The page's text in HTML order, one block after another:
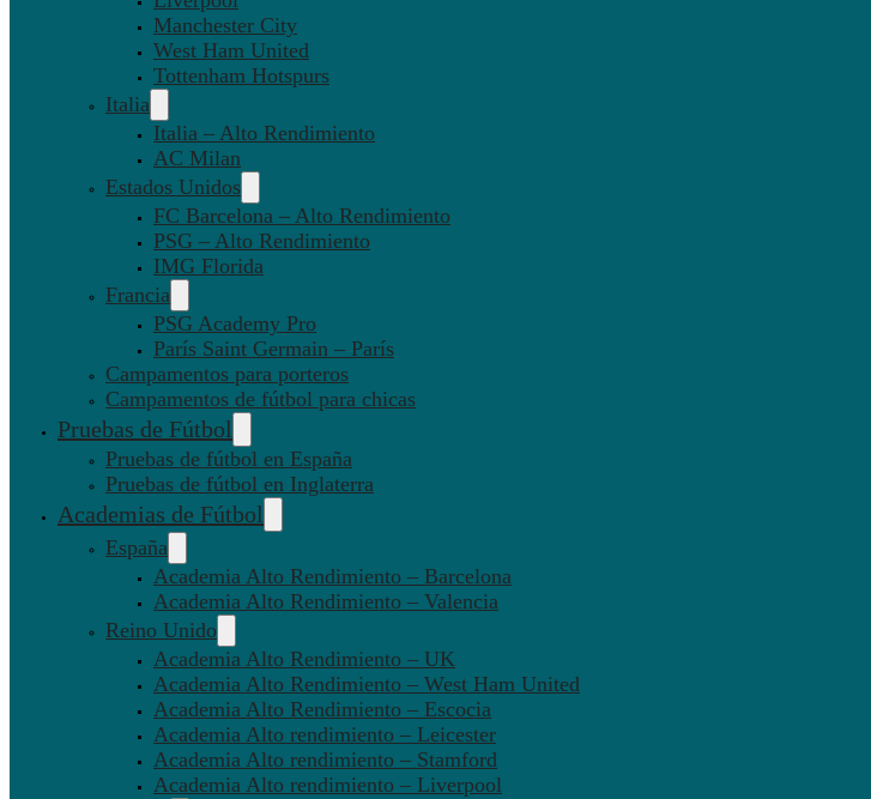
Manchester City
West Ham United
Tottenham Hotspurs
Italia
Italia – Alto Rendimiento
AC Milan
Estados Unidos
FC Barcelona – Alto Rendimiento
PSG – Alto Rendimiento
IMG Florida
Francia
PSG Academy Pro
París Saint Germain – París
Campamentos para porteros
Campamentos de fútbol para chicas
Pruebas de Fútbol
Pruebas de fútbol en España
Pruebas de fútbol en Inglaterra
Academias de Fútbol
España
Academia Alto Rendimiento – Barcelona
Academia Alto Rendimiento – Valencia
Reino Unido
Academia Alto Rendimiento – UK
Academia Alto Rendimiento – West Ham United
Academia Alto Rendimiento – Escocia
Academia Alto rendimiento – Leicester
Academia Alto rendimiento – Stamford
Academia Alto rendimiento – Liverpool